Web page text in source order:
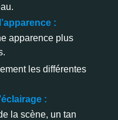
:
apparence plus
les différentes
:
la scène, un tan